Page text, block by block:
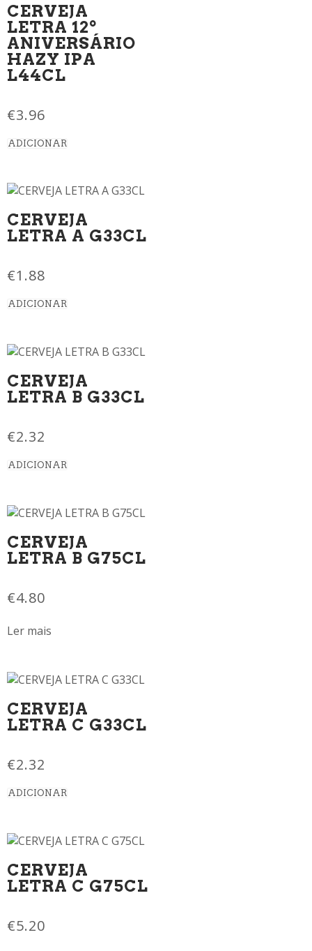
CERVEJA
LETRA 12º
ANIVERSÁRIO
HAZY IPA
L44CL
€3.96
ADICIONAR
CERVEJA
LETRA A G33CL
€1.88
ADICIONAR
CERVEJA
LETRA B G33CL
€2.32
ADICIONAR
CERVEJA
LETRA B G75CL
€4.80
Ler mais
CERVEJA
LETRA C G33CL
€2.32
ADICIONAR
CERVEJA
LETRA C G75CL
€5.20